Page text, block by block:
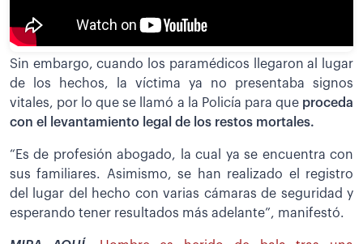
Sin embargo, cuando los paramédicos llegaron al lugar
de los hechos, la víctima ya no presentaba signos
vitales, por lo que se llamó a la Policía para que proceda
con el levantamiento legal de los restos mortales.
“Es de profesión abogado, la cual ya se encuentra con
sus familiares. Asimismo, se han realizado el registro
del lugar del hecho con varias cámaras de seguridad y
esperando tener resultados más adelante”, manifestó.